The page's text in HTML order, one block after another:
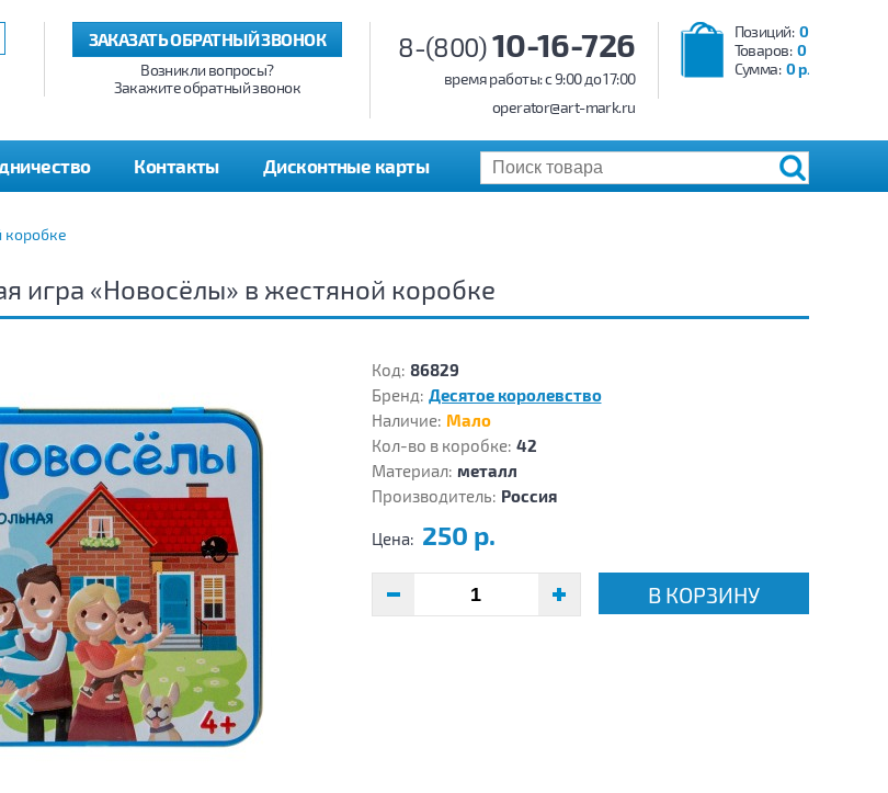
Позиций: 0
Товаров: 0
Сумма: 0 р.
8-(800)10-16-726
время работы: c 9:00 до 17:00
operator@art-mark.ru
ЗАКАЗАТЬ ОБРАТНЫЙ ЗВОНОК
Возникли вопросы?
Закажите обратный звонок
Контакты Дисконтные карты
коробке
игра «Новосёлы» в жестяной коробке
Код: 86829
Бренд: Десятое королевство
Наличие: Мало
Кол-во в коробке: 42
Материал: металл
Производитель: Россия
Цена: 250 р.
В КОРЗИНУ